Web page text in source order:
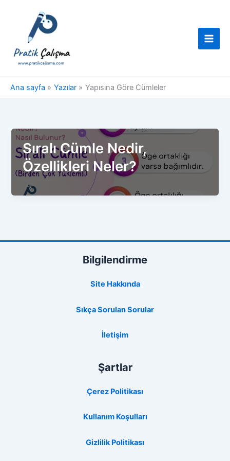
Ana sayfa Yazılar Yapısına Göre Cümleler
Sıralı Cümle Nedir,
Özellikleri Neler?
Bilgilendirme
Site Hakkında
Sıkça Sorulan Sorular
İletişim
Şartlar
Çerez Politikası
Kullanım Koşulları
Gizlilik Politikası